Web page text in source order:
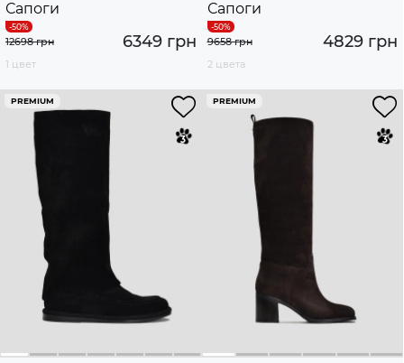
Сапоги
6349 грн
12698 грн
1 цвет
Сапоги
4829 грн
9658 грн
2 цвета
PREMIUM PREMIUM